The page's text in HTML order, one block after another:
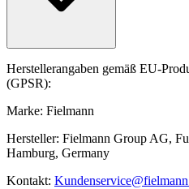
Herstellerangaben gemäß EU-
(GPSR):
Marke: Fielmann
Hersteller: Fielmann Group AG,
Hamburg, Germany
Kontakt: